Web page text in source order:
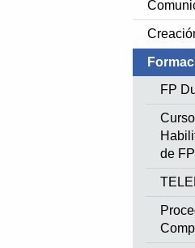
FP
de